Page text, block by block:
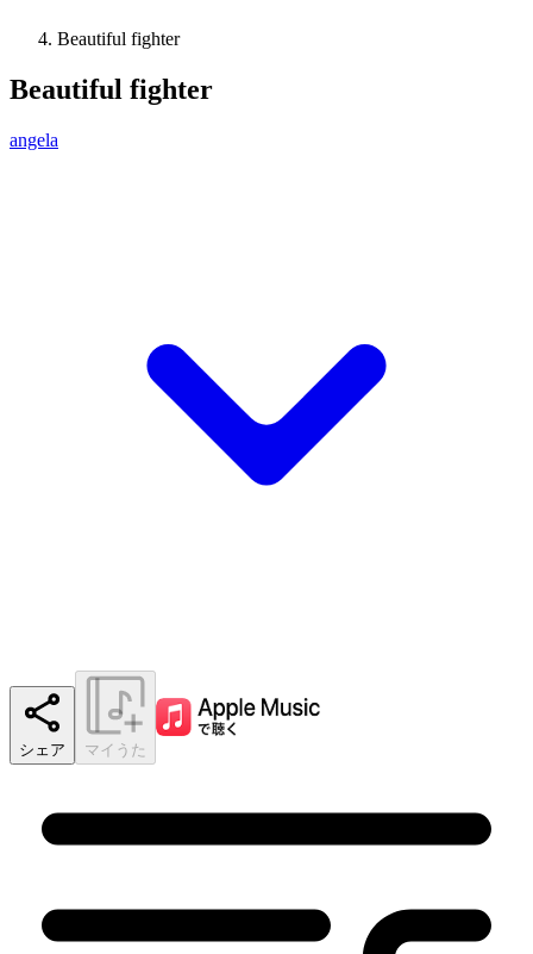
Beautiful fighter
Beautiful fighter
angela
シェア マイうた